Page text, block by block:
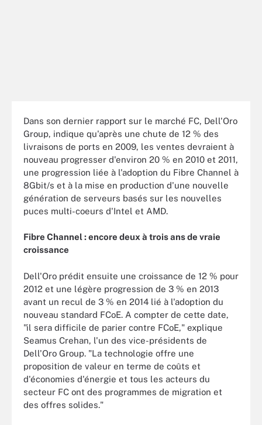
Dans son dernier rapport sur le marché FC, Dell'Oro
Group, indique qu'après une chute de 12 % des
livraisons de ports en 2009, les ventes devraient à
nouveau progresser d'environ 20 % en 2010 et 2011,
une progression liée à l'adoption du Fibre Channel à
8Gbit/s et à la mise en production d'une nouvelle
génération de serveurs basés sur les nouvelles
puces multi-coeurs d'Intel et AMD.
Fibre Channel : encore deux à trois ans de vraie
croissance
Dell'Oro prédit ensuite une croissance de 12 % pour
2012 et une légère progression de 3 % en 2013
avant un recul de 3 % en 2014 lié à l'adoption du
nouveau standard FCoE. A compter de cette date,
"il sera difficile de parier contre FCoE," explique
Seamus Crehan, l'un des vice-présidents de
Dell'Oro Group. "La technologie offre une
proposition de valeur en terme de coûts et
d'économies d'énergie et tous les acteurs du
secteur FC ont des programmes de migration et
des offres solides."